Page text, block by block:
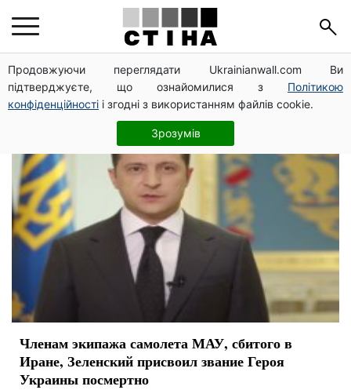
Продовжуючи переглядати Ukrainianwall.com Ви
підтверджуєте, що ознайомилися з Політикою
конфіденційності і згодні з використанням файлів cookie.
Зрозумів
МАУ
Членам экипажа самолета МАУ, сбитого в
Иране, Зеленский присвоил звание Героя
Украины посмертно